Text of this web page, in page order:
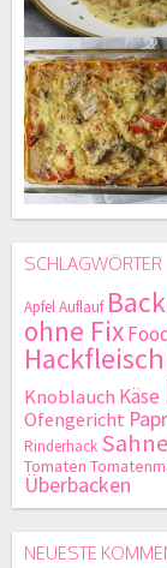
SCHLAGWÖRTER
ApfelAuflauf
ohne Fix
Hackfleisch
Knoblauch Käse
Ofengericht
Rinderhack Sahne
Tomaten
Überbacken
NEUESTE